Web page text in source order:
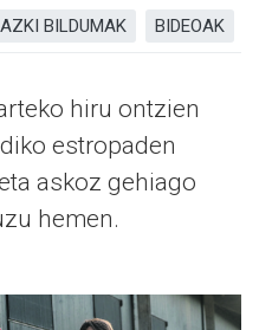
BILDUMAK BIDEOAK
hiru ontzien
estropaden
askoz gehiago
hemen.